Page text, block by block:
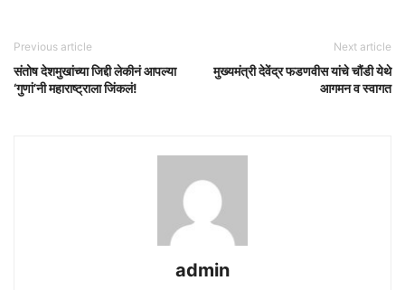
Previous article
संतोष देशमुखांच्या जिद्दी लेकीनं आपल्या
‘गुणां’नी महाराष्ट्राला जिंकलं!
Next article
मुख्यमंत्री देवेंद्र फडणवीस यांचे चौंडी येथे
आगमन व स्वागत
admin